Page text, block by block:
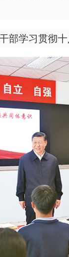
部学习贯彻